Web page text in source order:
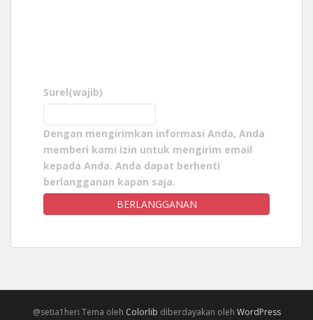
Surel(wajib)
Dengan mengirimkan informasi Anda, Anda
memberi kami izin untuk mengirim email
kepada Anda. Anda dapat berhenti
berlangganan kapan saja.
BERLANGGANAN
@setia1heri Tema oleh Colorlib diberdayakan oleh WordPress